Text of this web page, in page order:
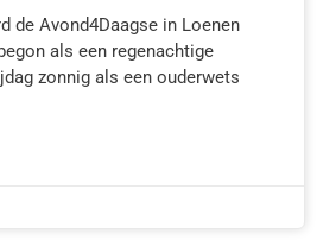
de Avond4Daagse in Loenen
als een regenachtige
zonnig als een ouderwets